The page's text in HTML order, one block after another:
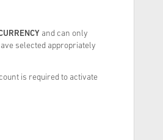
and can only
selected appropriately
is required to activate